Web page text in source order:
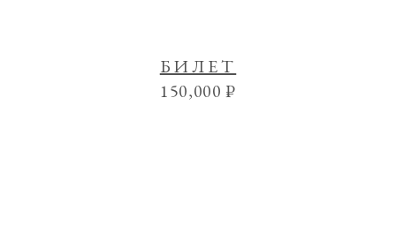
БИЛЕТ
150,000₽